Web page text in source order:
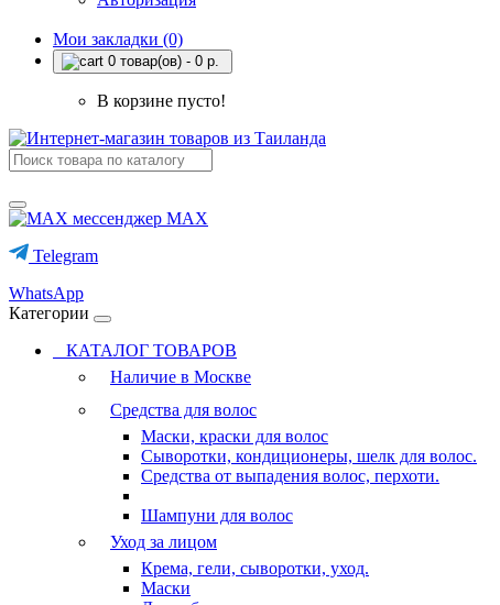
Мои закладки (0)
0 товар(ов) - 0 р.
В корзине пусто!
MAX
Telegram
WhatsApp
Категории
КАТАЛОГ ТОВАРОВ
Наличие в Москве
Средства для волос
Маски, краски для волос
Сыворотки, кондиционеры, шелк для волос.
Средства от выпадения волос, перхоти.
Шампуни для волос
Уход за лицом
Крема, гели, сыворотки, уход.
Маски